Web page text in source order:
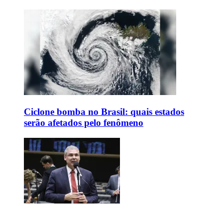
Ciclone bomba no Brasil: quais estados
serão afetados pelo fenômeno